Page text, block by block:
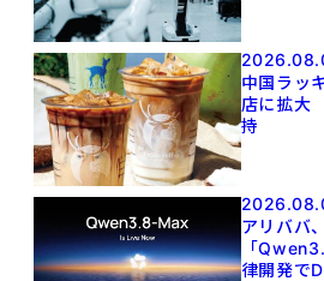
中国ラッ
店に拡大
持
アリババ
「
律開発で